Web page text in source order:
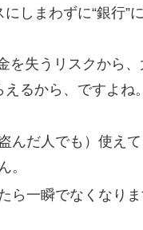
しまわずに“銀行”
を失うリスクから
るから、ですよね。
んだ人でも）使えて
。
ら一瞬でなくなりま